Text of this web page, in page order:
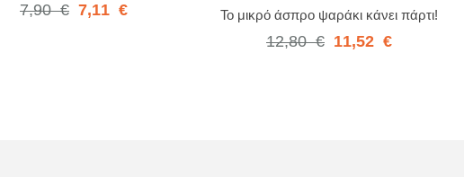
7,90 € 7,11 € Το μικρό άσπρο ψαράκι κάνει πάρτι!
12,80 € 11,52 €